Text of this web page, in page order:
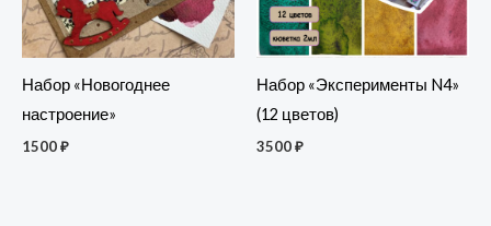
Набор «Новогоднее
настроение»
1500₽
Набор «Эксперименты N4»
(12 цветов)
3500₽